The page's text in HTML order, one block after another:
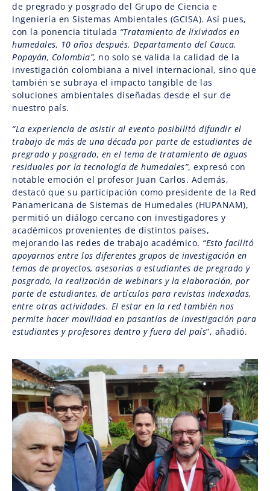
de pregrado y posgrado del Grupo de Ciencia e
Ingeniería en Sistemas Ambientales (GCISA). Así pues,
con la ponencia titulada “Tratamiento de lixiviados en
humedales, 10 años después. Departamento del Cauca,
Popayán, Colombia”, no solo se valida la calidad de la
investigación colombiana a nivel internacional, sino que
también se subraya el impacto tangible de las
soluciones ambientales diseñadas desde el sur de
nuestro país.
“La experiencia de asistir al evento posibilitó difundir el
trabajo de más de una década por parte de estudiantes de
pregrado y posgrado, en el tema de tratamiento de aguas
residuales por la tecnología de humedales”, expresó con
notable emoción el profesor Juan Carlos. Además,
destacó que su participación como presidente de la Red
Panamericana de Sistemas de Humedales (HUPANAM),
permitió un diálogo cercano con investigadores y
académicos provenientes de distintos países,
mejorando las redes de trabajo académico. “Esto facilitó
apoyarnos entre los diferentes grupos de investigación en
temas de proyectos, asesorías a estudiantes de pregrado y
posgrado, la realización de webinars y la elaboración, por
parte de estudiantes, de artículos para revistas indexadas,
entre otras actividades. El estar en la red también nos
permite hacer movilidad en pasantías de investigación para
estudiantes y profesores dentro y fuera del país”, añadió.